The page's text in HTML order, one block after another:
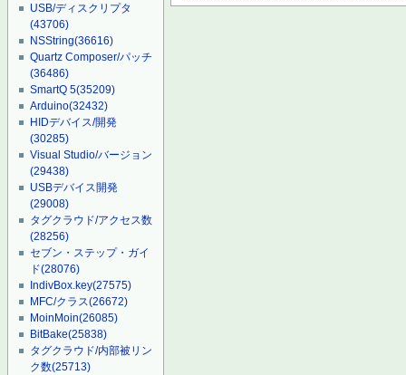
USB/ディスクリプタ
(43706)
NSString(36616)
Quartz Composer/パッチ
(36486)
SmartQ 5(35209)
Arduino(32432)
HIDデバイス/開発
(30285)
Visual Studio/バージョン
(29438)
USBデバイス開発
(29008)
タグクラウド/アクセス数
(28256)
セブン・ステップ・ガイ
ド(28076)
IndivBox.key(27575)
MFC/クラス(26672)
MoinMoin(26085)
BitBake(25838)
タグクラウド/内部被リン
ク数(25713)